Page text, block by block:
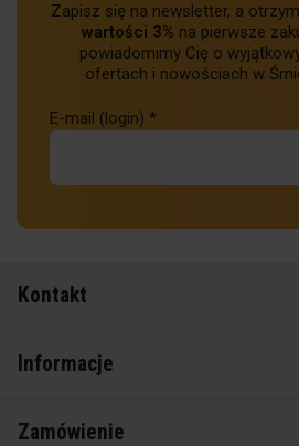
Zapisz się na newsletter, a
wartości 3% na pierwsze
powiadomimy Cię o
ofertach i nowościach w
E-mail (login) *
Kontakt
Informacje
Zamówienie